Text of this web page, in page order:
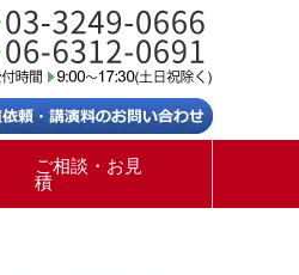
ご相談・お見
積